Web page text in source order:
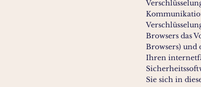
Browsers das
Browsers)
Ihren
Sie sich in